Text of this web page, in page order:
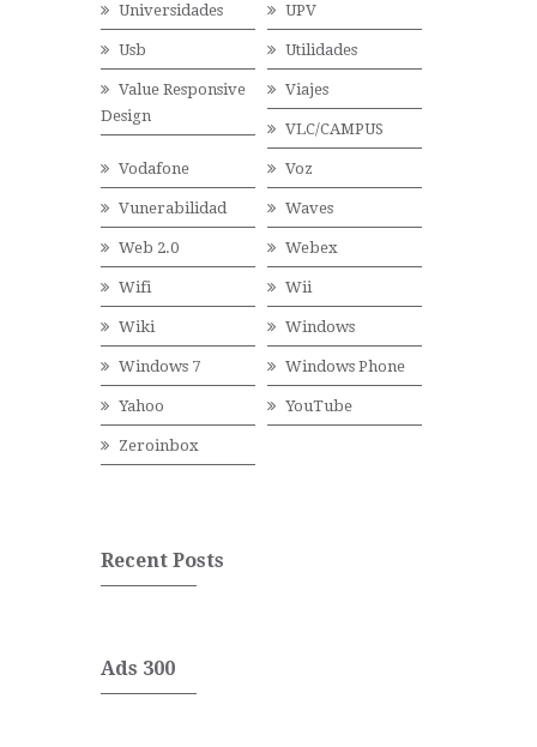
Universidades UPV
Usb Utilidades
Value Responsive
Design
Viajes
VLC/CAMPUS
Vodafone Voz
Vunerabilidad Waves
Web 2.0 Webex
Wifi Wii
Wiki Windows
Windows 7 Windows Phone
Yahoo YouTube
Zeroinbox
Recent Posts
Ads 300